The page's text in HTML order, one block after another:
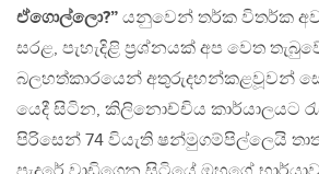
ඒගොල්ලො?” යනුවෙන් තර්ක විතර්ක
සරළ, පැහැදිළි ප්‍රශ්නයක් අප වෙත
බලහත්කාරයෙන් අතුරුදහන්කළවූවන්
යෙදී සිටින, කිලිනොච්චිය කාර්යාලයට
පිරිසෙන් 74 වියැති ෂන්මුගම්පිල්ලෙයි